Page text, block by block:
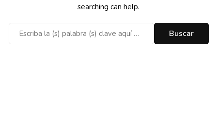
searching can help.